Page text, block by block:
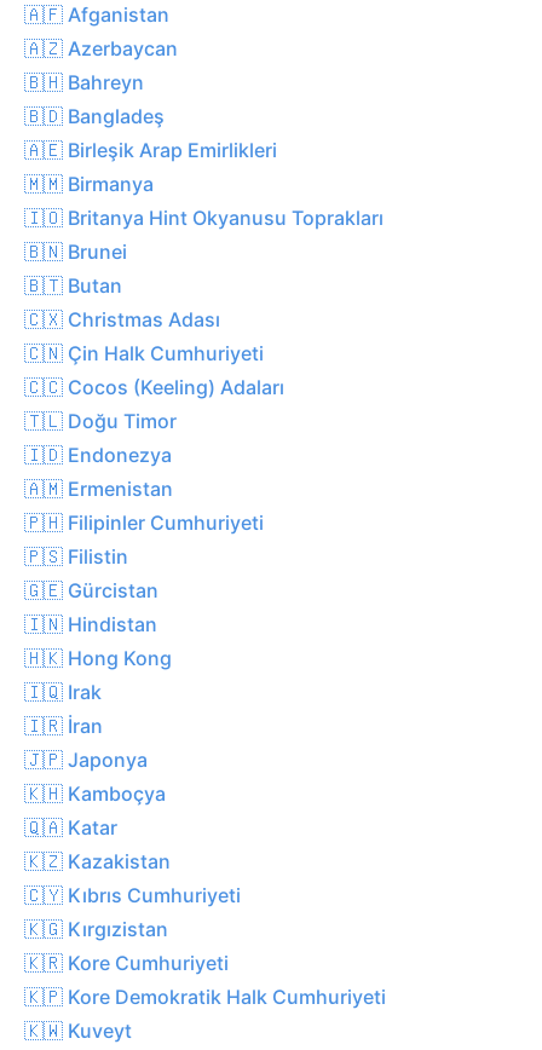
🇦🇫 Afganistan
🇦🇿 Azerbaycan
🇧🇭 Bahreyn
🇧🇩 Bangladeş
🇦🇪 Birleşik Arap Emirlikleri
🇲🇲 Birmanya
🇮🇴 Britanya Hint Okyanusu Toprakları
🇧🇳 Brunei
🇧🇹 Butan
🇨🇽 Christmas Adası
🇨🇳 Çin Halk Cumhuriyeti
🇨🇨 Cocos (Keeling) Adaları
🇹🇱 Doğu Timor
🇮🇩 Endonezya
🇦🇲 Ermenistan
🇵🇭 Filipinler Cumhuriyeti
🇵🇸 Filistin
🇬🇪 Gürcistan
🇮🇳 Hindistan
🇭🇰 Hong Kong
🇮🇶 Irak
🇮🇷 İran
🇯🇵 Japonya
🇰🇭 Kamboçya
🇶🇦 Katar
🇰🇿 Kazakistan
🇨🇾 Kıbrıs Cumhuriyeti
🇰🇬 Kırgızistan
🇰🇷 Kore Cumhuriyeti
🇰🇵 Kore Demokratik Halk Cumhuriyeti
🇰🇼 Kuveyt